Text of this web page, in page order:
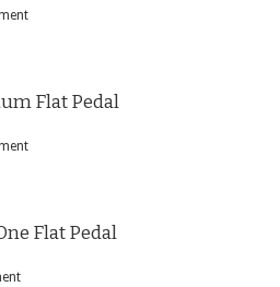
Flat Pedal
Flat Pedal